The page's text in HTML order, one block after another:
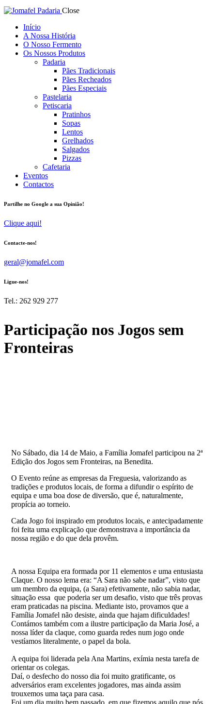
Close
Início
A Nossa História
O Nosso Fermento
Os Nossos Produtos
Padaria
Pães Tradicionais
Pães Recheados
Pães Especiais
Pastelaria
Petiscaria
Pratinhos
Sopas
Lentos
Grelhados
Salgados
Pizzas
Cafetaria
Eventos
Contactos
Partilhe no Google a sua Opinião!
Clique aqui!
Contacte-nos!
geral@jomafel.com
Ligue-nos!
Tel.: 262 929 277
Participação nos Jogos sem
Fronteiras
No Sábado, dia 14 de Maio, a Família Jomafel participou na 2ª
Edição dos Jogos sem Fronteiras, na Benedita.
O Evento reúne as empresas da Freguesia, valorizando as
tradições e produtos locais, de forma a difundir o espírito de
equipa e uma boa dose de diversão, que é, naturalmente,
propícia ao torneio.
Cada Jogo foi inspirado em produtos locais, e antecipadamente
foi feita uma explicação que demonstrava a importância da
nossa região e do que dela provêm.
A nossa Equipa era formada por 11 elementos e uma entusiasta
Claque. O nosso lema era: “A Sara não sabe nadar”, visto que
um membro da equipa, (a Sara) efetivamente, não sabia nadar,
situação essa que poderia ser um desafio, visto que três provas
eram praticadas na piscina. Mediante isto, provamos que a
Família Jomafel não desiste, ainda que hajam dificuldades!
Contámos também com a ilustre participação da Maria José, a
nossa líder da claque, como guarda redes num jogo onde
vestíamos literalmente, o papel da bola.
A equipa foi liderada pela Ana Martins, exímia nesta tarefa de
orientar os colegas.
Daí, o desfecho do nosso dia foi muito gratificante, os
adversários eram excelentes jogadores, mas ainda assim
trouxemos uma taça para casa.